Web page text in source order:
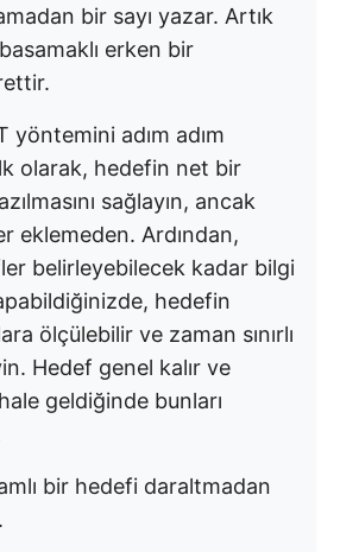
bir sayı yazar. Artık
erken bir
yöntemini adım adım
olarak, hedefin net bir
sağlayın, ancak
eklemeden. Ardından,
belirleyebilecek kadar bilgi
hedefin
ölçülebilir ve zaman sınırlı
Hedef genel kalır ve
geldiğinde bunları
bir hedefi daraltmadan